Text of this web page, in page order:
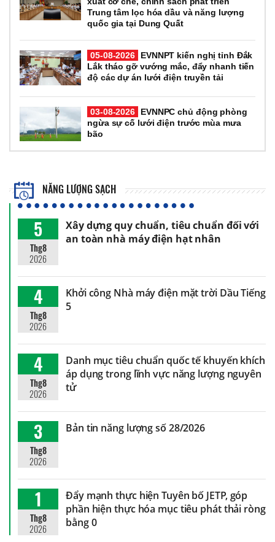
Trung tâm lọc hóa dầu và năng lượng
quốc gia tại Dung Quất
05-08-2026
EVNNPT kiến nghị tỉnh Đắk
Lắk tháo gỡ vướng mắc, đẩy nhanh tiến
độ các dự án lưới điện truyền tải
03-08-2026
EVNNPC chủ động phòng
ngừa sự cố lưới điện trước mùa mưa
bão
NĂNG LƯỢNG SẠCH
5
Thg8
2026
Xây dựng quy chuẩn, tiêu chuẩn đối với
an toàn nhà máy điện hạt nhân
4
Thg8
2026
Khởi công Nhà máy điện mặt trời Dầu Tiếng
5
4
Thg8
2026
Danh mục tiêu chuẩn quốc tế khuyến khích
áp dụng trong lĩnh vực năng lượng nguyên
tử
3
Thg8
2026
Bản tin năng lượng số 28/2026
1
Thg8
2026
Đẩy mạnh thực hiện Tuyên bố JETP, góp
phần hiện thực hóa mục tiêu phát thải ròng
bằng 0